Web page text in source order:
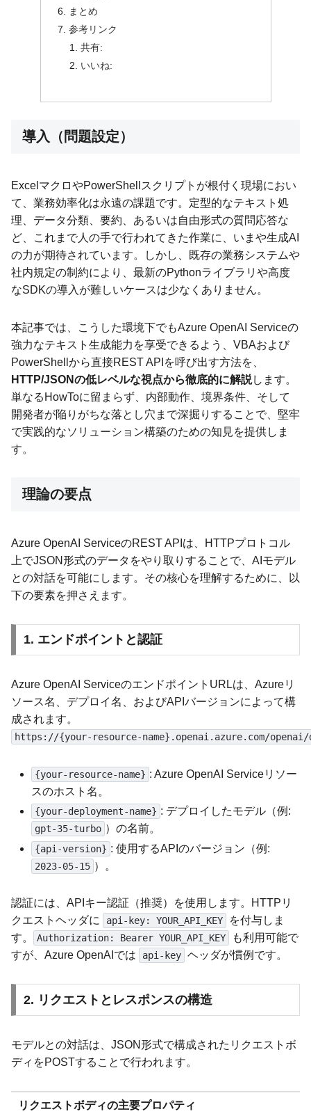
まとめ
参考リンク
共有:
いいね:
導入（問題設定）
ExcelマクロやPowerShellスクリプトが根付く現場におい
て、業務効率化は永遠の課題です。定型的なテキスト処
理、データ分類、要約、あるいは自由形式の質問応答な
ど、これまで人の手で行われてきた作業に、いまや生成AI
の力が期待されています。しかし、既存の業務システムや
社内規定の制約により、最新のPythonライブラリや高度
なSDKの導入が難しいケースは少なくありません。
本記事では、こうした環境下でもAzure OpenAI Serviceの
強力なテキスト生成能力を享受できるよう、VBAおよび
PowerShellから直接REST APIを呼び出す方法を、
HTTP/JSONの低レベルな視点から徹底的に解説します。
単なるHowToに留まらず、内部動作、境界条件、そして
開発者が陥りがちな落とし穴まで深掘りすることで、堅牢
で実践的なソリューション構築のための知見を提供しま
す。
理論の要点
Azure OpenAI ServiceのREST APIは、HTTPプロトコル
上でJSON形式のデータをやり取りすることで、AIモデル
との対話を可能にします。その核心を理解するために、以
下の要素を押さえます。
1. エンドポイントと認証
Azure OpenAI ServiceのエンドポイントURLは、Azureリ
ソース名、デプロイ名、およびAPIバージョンによって構
成されます。
https://{your-resource-name}.openai.azure.com/
{your-resource-name} : Azure OpenAI Serviceリソー
スのホスト名。
{your-deployment-name} : デプロイしたモデル（例:
gpt-35-turbo ）の名前。
{api-version} : 使用するAPIのバージョン（例:
2023-05-15 ）。
認証には、APIキー認証（推奨）を使用します。HTTPリ
クエストヘッダに
api-key: YOUR_API_KEY
を付与しま
す。
Authorization: Bearer YOUR_API_KEY
も利用可能で
すが、Azure OpenAIでは
api-key ヘッダが慣例です。
2. リクエストとレスポンスの構造
モデルとの対話は、JSON形式で構成されたリクエストボ
ディをPOSTすることで行われます。
リクエストボディの主要プロパティ